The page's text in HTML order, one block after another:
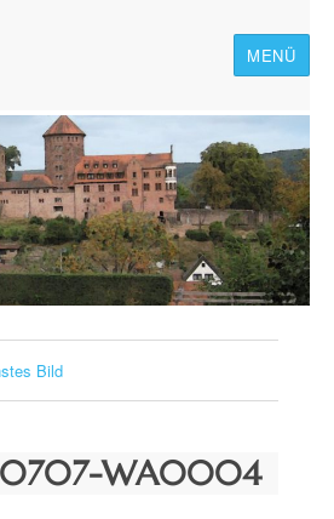
MENÜ
Bild
WA0004